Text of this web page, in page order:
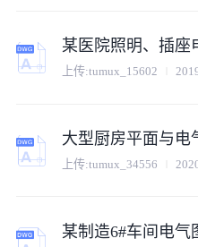
某医院照明、插座
上传:tumux_15602
大型厨房平面与电
上传:tumux_34556
某制造6#车间电气